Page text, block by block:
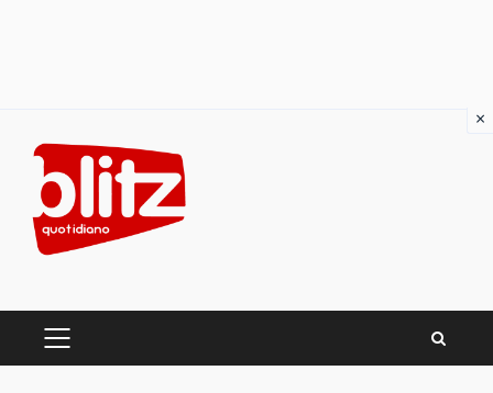
content
PRIMARY
×